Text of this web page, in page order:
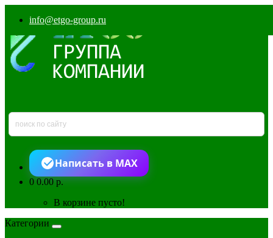
info@etgo-group.ru
Написать в MAX
00.00 р.
В корзине пусто!
Категории